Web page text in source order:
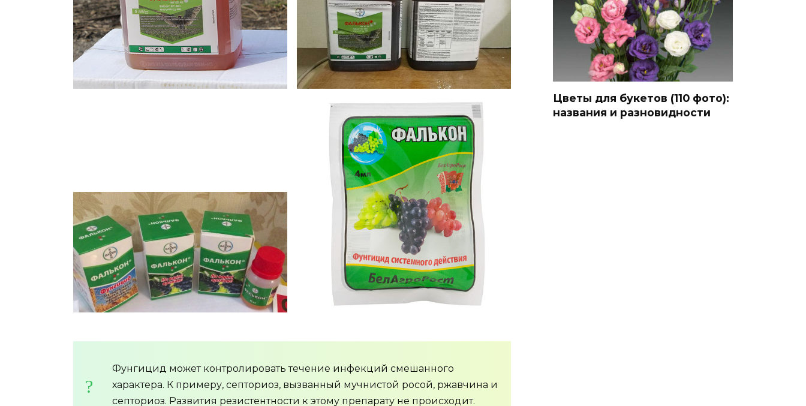
Фунгицид может контролировать течение инфекций смешанного
характера. К примеру, септориоз, вызванный мучнистой росой, ржавчина и
септориоз. Развития резистентности к этому препарату не происходит.
Цветы для букетов (110 фото):
названия и разновидности